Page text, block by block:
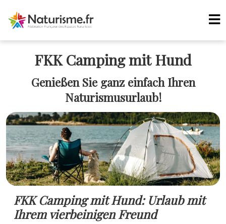
FKK Camping mit Hund
Genießen Sie ganz einfach Ihren
Naturismusurlaub!
FKK Camping mit Hund: Urlaub mit
Ihrem vierbeinigen Freund